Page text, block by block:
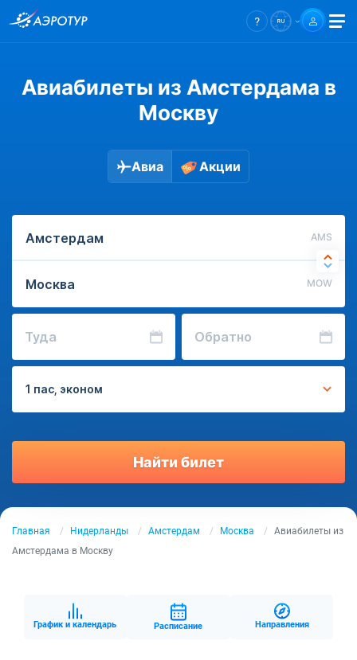
Авиабилеты из Амстердама в
Москву
Авиа Акции
AMS
MOW
Туда Обратно
1 пас, эконом
Найти билет
Главная Нидерланды Амстердам Москва
Авиабилеты из
Амстердама в Москву
График и календарь Расписание Направления